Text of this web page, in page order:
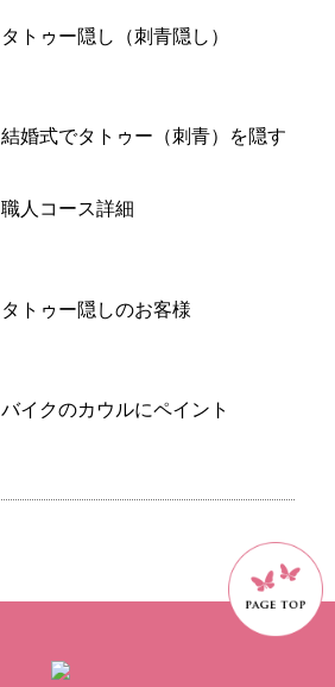
タトゥー隠し（刺青隠し）
結婚式でタトゥー（刺青）を隠す
職人コース詳細
タトゥー隠しのお客様
バイクのカウルにペイント